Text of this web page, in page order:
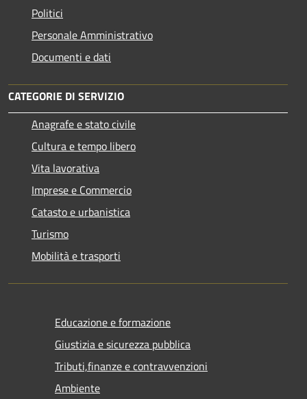
Politici
Personale Amministrativo
Documenti e dati
CATEGORIE DI SERVIZIO
Anagrafe e stato civile
Cultura e tempo libero
Vita lavorativa
Imprese e Commercio
Catasto e urbanistica
Turismo
Mobilità e trasporti
Educazione e formazione
Giustizia e sicurezza pubblica
Tributi,finanze e contravvenzioni
Ambiente